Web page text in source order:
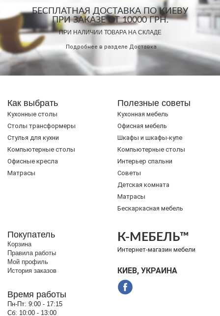
БЕСПЛАТНАЯ ДОСТАВКА ПО КИЕВУ
ПРИ ЗАКАЗЕ ОТ 10000 ГРН.
ПРИ НАЛИЧИИ ТОВАРА НА СКЛАДЕ
Подробнее в разделе Доставка
Как выбрать
Кухонные столы
Cтолы трансформеры
Стулья для кухни
Компьютерные столы
Офисные кресла
Матрасы
Полезные советы
Кухонная мебель
Офисная мебель
Шкафы и шкафы-купе
Компьютерные столы
Интерьер спальни
Советы
Детская комната
Матрасы
Бескаркасная мебель
Покупатель
Корзина
Правила работы
Мой профиль
История заказов
Время работы
Пн-Пт: 9:00 - 17:15
Сб: 10:00 - 13:00
К-МЕБЕЛЬ™
Интернет-магазин мебели
КИЕВ, УКРАИНА